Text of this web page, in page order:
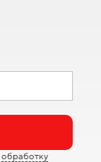
обработку